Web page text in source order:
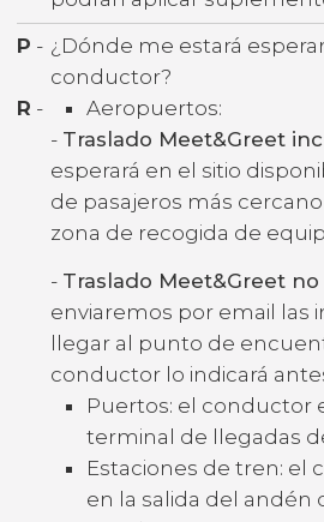
P - ¿Dónde me estará
conductor?
R -
Aeropuertos:
- Traslado Meet&Greet
esperará en el sitio
de pasajeros más cercano
zona de recogida de
- Traslado Meet&Greet
enviaremos por email las
llegar al punto de
conductor lo indicará
Puertos: el conductor
terminal de llegadas
Estaciones de tren: el
en la salida del andén